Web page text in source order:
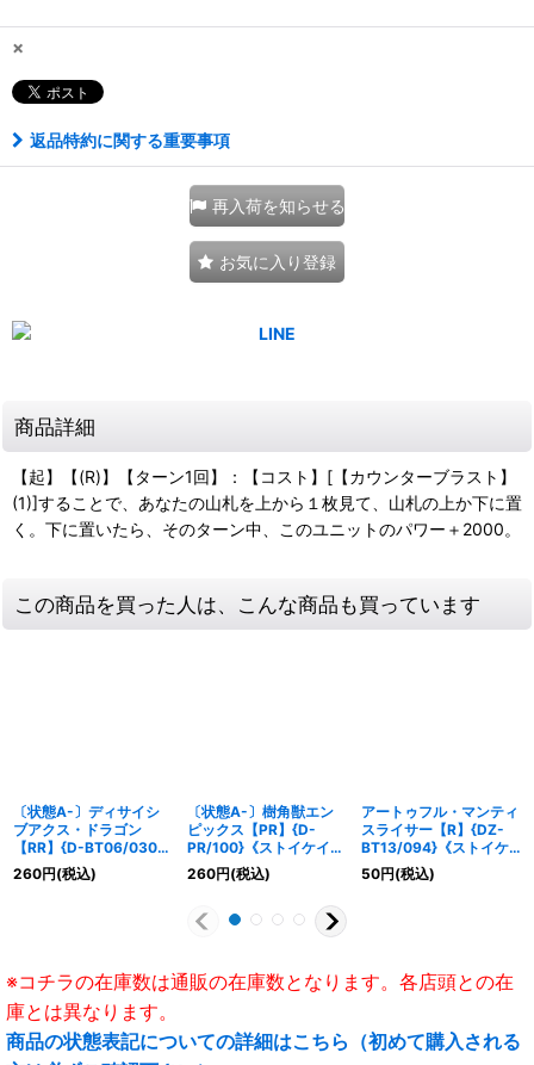
×
返品特約に関する重要事項
再入荷を知らせる
お気に入り登録
商品詳細
【起】【(R)】【ターン1回】：【コスト】[【カウンターブラスト】
(1)]することで、あなたの山札を上から１枚見て、山札の上か下に置
く。下に置いたら、そのターン中、このユニットのパワー＋2000。
この商品を買った人は、こんな商品も買っています
〔状態A-〕ディサイシ
ブアクス・ドラゴン
【RR】{D-BT06/030}
《ケテルサンクチュア
リ》
260円(税込)
〔状態A-〕樹角獣エン
ピックス【PR】{D-
PR/100}《ストイケイ
ア》
260円(税込)
アートゥフル・マンティ
スライサー【R】{DZ-
BT13/094}《ストイケ
イア》
50円(税込)
※コチラの在庫数は通販の在庫数となります。各店頭との在
庫とは異なります。
商品の状態表記についての詳細はこちら（初めて購入される